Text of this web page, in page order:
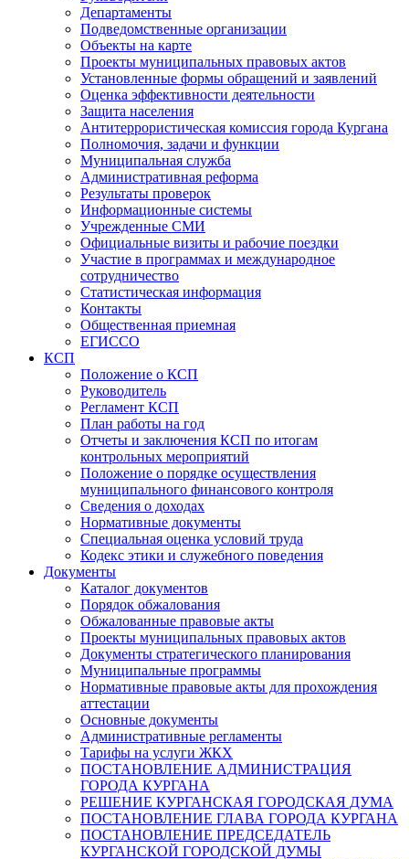
Департаменты
Подведомственные организации
Объекты на карте
Проекты муниципальных правовых актов
Установленные формы обращений и заявлений
Оценка эффективности деятельности
Защита населения
Антитеррористическая комиссия города Кургана
Полномочия, задачи и функции
Муниципальная служба
Административная реформа
Результаты проверок
Информационные системы
Учрежденные СМИ
Официальные визиты и рабочие поездки
Участие в программах и международное
сотрудничество
Статистическая информация
Контакты
Общественная приемная
ЕГИССО
КСП
Положение о КСП
Руководитель
Регламент КСП
План работы на год
Отчеты и заключения КСП по итогам
контрольных мероприятий
Положение о порядке осуществления
муниципального финансового контроля
Сведения о доходах
Нормативные документы
Специальная оценка условий труда
Кодекс этики и служебного поведения
Документы
Каталог документов
Порядок обжалования
Обжалованные правовые акты
Проекты муниципальных правовых актов
Документы стратегического планирования
Муниципальные программы
Нормативные правовые акты для прохождения
аттестации
Основные документы
Административные регламенты
Тарифы на услуги ЖКХ
ПОСТАНОВЛЕНИЕ АДМИНИСТРАЦИЯ
ГОРОДА КУРГАНА
РЕШЕНИЕ КУРГАНСКАЯ ГОРОДСКАЯ ДУМА
ПОСТАНОВЛЕНИЕ ГЛАВА ГОРОДА КУРГАНА
ПОСТАНОВЛЕНИЕ ПРЕДСЕДАТЕЛЬ
КУРГАНСКОЙ ГОРОДСКОЙ ДУМЫ